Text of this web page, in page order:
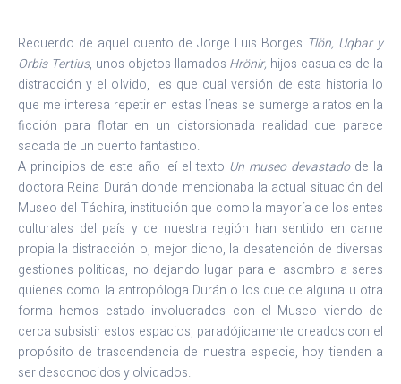
Recuerdo de aquel cuento de Jorge Luis Borges Tlön, Uqbar y
Orbis Tertius, unos objetos llamados Hrönir, hijos casuales de la
distracción y el olvido, es que cual versión de esta historia lo
que me interesa repetir en estas líneas se sumerge a ratos en la
ficción para flotar en un distorsionada realidad que parece
sacada de un cuento fantástico.
A principios de este año leí el texto Un museo devastadode la
doctora Reina Durán donde mencionaba la actual situación del
Museo del Táchira, institución que como la mayoría de los entes
culturales del país y de nuestra región han sentido en carne
propia la distracción o, mejor dicho, la desatención de diversas
gestiones políticas, no dejando lugar para el asombro a seres
quienes como la antropóloga Durán o los que de alguna u otra
forma hemos estado involucrados con el Museo viendo de
cerca subsistir estos espacios, paradójicamente creados con el
propósito de trascendencia de nuestra especie, hoy tienden a
ser desconocidos y olvidados.